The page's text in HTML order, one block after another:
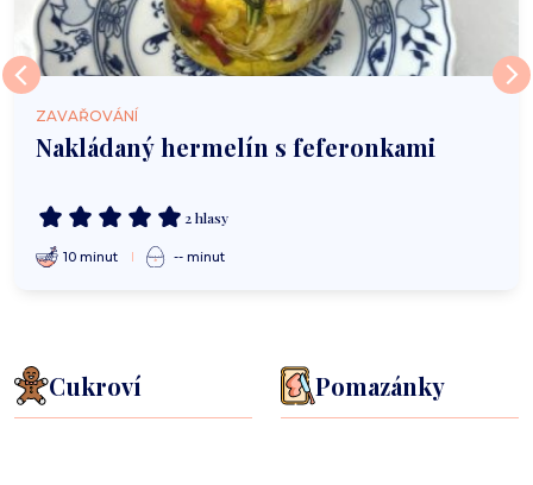
ZAVAŘOVÁNÍ
Nakládaný hermelín s feferonkami
2 hlasy
10 minut -- minut
Cukroví Pomazánky